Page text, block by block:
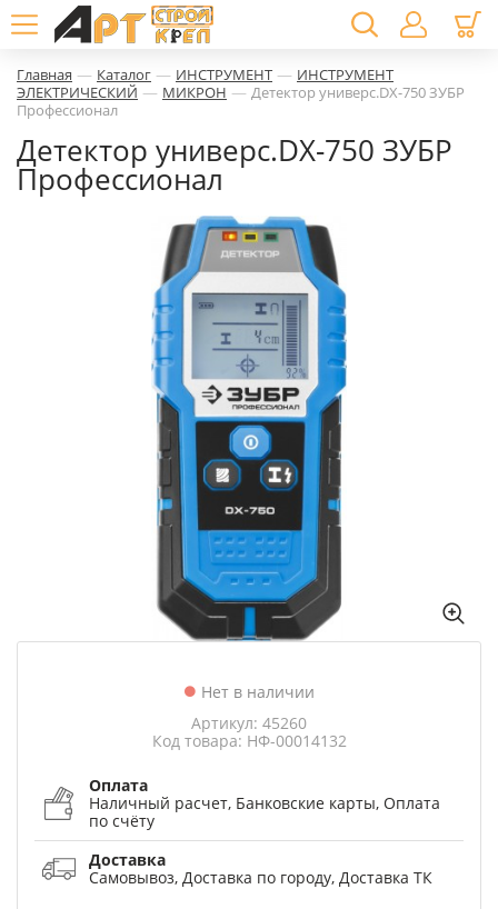
Главная — Каталог — ИНСТРУМЕНТ — ИНСТРУМЕНТ
ЭЛЕКТРИЧЕСКИЙ — МИКРОН — Детектор универс.DX-750 ЗУБР
Профессионал
Детектор универс.DX-750 ЗУБР
Профессионал
Нет в наличии
Артикул: 45260
Код товара: НФ-00014132
Оплата
Наличный расчет, Банковские карты, Оплата
по счёту
Доставка
Самовывоз, Доставка по городу, Доставка ТК